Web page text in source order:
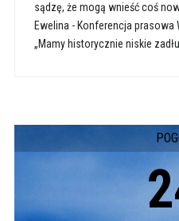
sądzę, że mogą wnieść coś
Ewelina - Konferencja prasowa
„Mamy historycznie niskie